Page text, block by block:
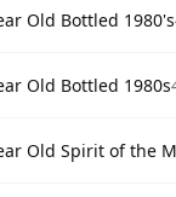
Old Bottled 1980's
Old Bottled 1980s
Old Spirit of the